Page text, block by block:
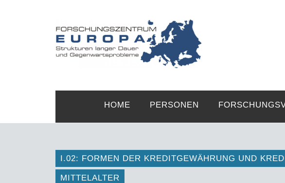
HOME PERSONEN
I.02: FORMEN DER KREDITGEWÄHRUNG UND
MITTELALTER